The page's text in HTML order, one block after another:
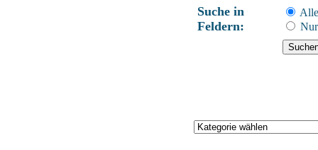
Suche in
Feldern: